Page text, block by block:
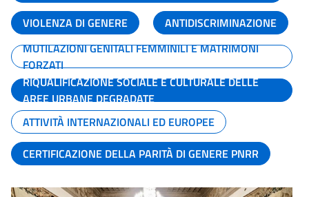
VIOLENZA DI GENERE
ANTIDISCRIMINAZIONE
MUTILAZIONI GENITALI FEMMINILI E MATRIMONI
FORZATI
RIQUALIFICAZIONE SOCIALE E CULTURALE DELLE
AREE URBANE DEGRADATE
ATTIVITÀ INTERNAZIONALI ED EUROPEE
CERTIFICAZIONE DELLA PARITÀ DI GENERE PNRR